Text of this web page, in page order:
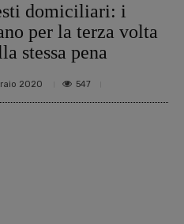
domiciliari: i
per la terza volta
stessa pena
2020 547